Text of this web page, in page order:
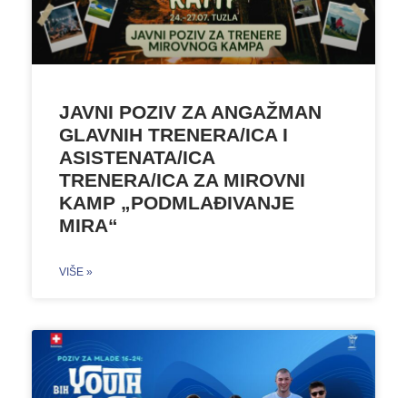
JAVNI POZIV ZA ANGAŽMAN
GLAVNIH TRENERA/ICA I
ASISTENATA/ICA
TRENERA/ICA ZA MIROVNI
KAMP „PODMLAĐIVANJE
MIRA“
VIŠE »